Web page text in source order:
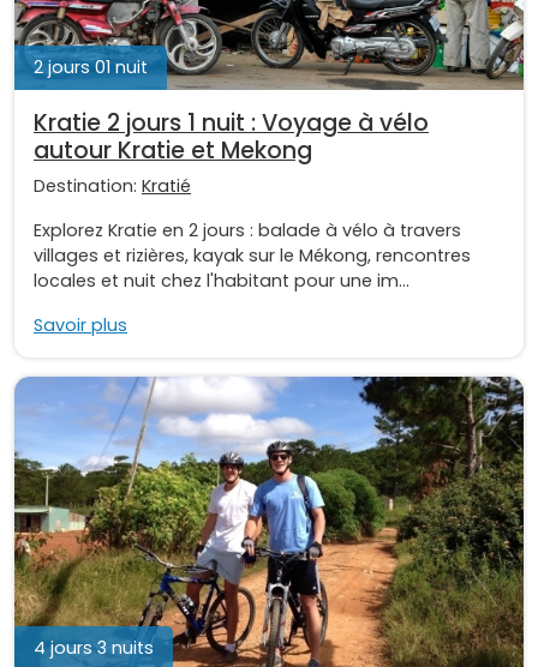
2 jours 01 nuit
Kratie 2 jours 1 nuit : Voyage à vélo
autour Kratie et Mekong
Destination: Kratié
Explorez Kratie en 2 jours : balade à vélo à travers
villages et rizières, kayak sur le Mékong, rencontres
locales et nuit chez l'habitant pour une im...
Savoir plus
4 jours 3 nuits